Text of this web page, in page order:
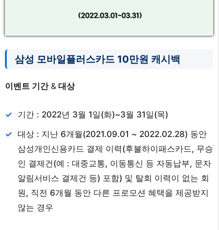
삼성 모바일플러스카드 10만원 캐시백
이벤트 기간& 대상
기간 : 2022년 3월 1일(화)~3월 31일(목)
대상 : 지난 6개월(2021.09.01 ~ 2022.02.28) 동안
삼성개인신용카드 결제 이력(후불하이패스카드, 무승
인 결제건(예 : 대중교통, 이동통신 등 자동납부, 문자
알림서비스 결제건 등) 포함) 및 탈회 이력이 없는 회
원, 직전 6개월 동안 다른 프로모션 혜택을 제공받지
않는 경우